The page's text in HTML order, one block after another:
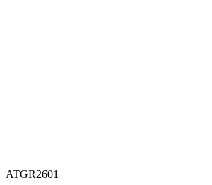
ATGR2601